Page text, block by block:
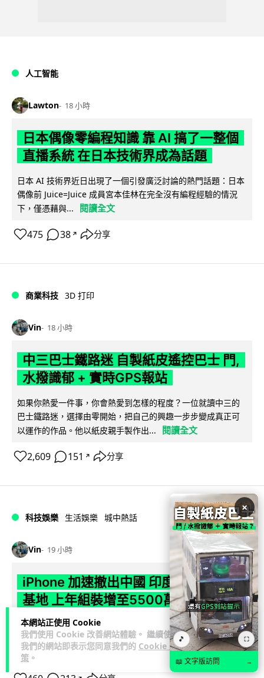
本網站正使用 Cookie
我們使用 Cookie 改善網站體驗。 繼續使用
我們的網站即表示您同意我們的 Cookie 政
策 。
人工智能
Lawton 18 小時
日本偶像零編程知識 靠 AI 搞了一整個
直播系統 在日本技術界成為話題
日本 AI 技術界近日出現了一個引發廣泛討論的熱門話題：日本
偶像前 Juice=Juice 成員宮本佳林在完全沒有編程經驗的情況
下，僅憑藉與...
閱讀全文
475 38 ↗ 分享
商業科技 3D 打印
Vin 18 小時
中三巴士鐵路迷 自製紙皮遙控巴士 門,
水撥識郁 + 實時GPS報站
如果你熱愛一件事，你會熱愛到怎樣的程度？一位就讀中三的
巴士鐵路迷，選擇由零開始，把自己的興趣一步步變成真正可
以運作的作品。他以紙皮親手製作出...
閱讀全文
2,609 151 ↗ 分享
科技娛樂 生活娛樂 城中熱話
Vin 19 小時
iPhone 加速撤出中國 印度成新機主要
基地 上年組裝增至5500萬部
Apple 加速將 iPhone 生產線由中國轉往印度，目標兩年內將
產量最高 50% 移至當地。印度政府推出關稅豁免及稅務優惠延
長至 204... 閱讀全文
×
🎵 ⛶
📖 文字版訪問 →